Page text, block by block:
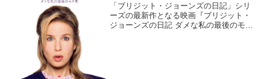
「ブリジット・ジョーンズの日記」シリ
ーズの最新作となる映画『ブリジット・
ジョーンズの日記 ダメな私の最後のモテ